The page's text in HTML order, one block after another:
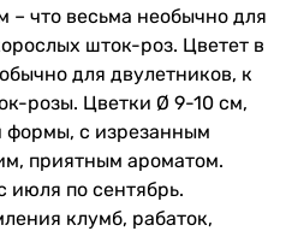
– что весьма необычно для
шток-роз. Цветет в
для двулетников, к
розы. Цветки Ø 9-10 см,
формы, с изрезанным
приятным ароматом.
июля по сентябрь.
клумб, рабаток,